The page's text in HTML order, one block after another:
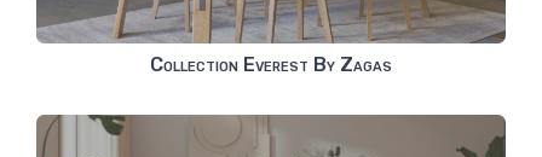
Collection Everest By Zagas